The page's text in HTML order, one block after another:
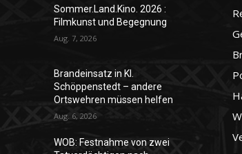
Sommer.Land.Kino. 2026 :
Filmkunst und Begegnung
Aug. 7, 2026
Brandeinsatz in Kl.
Schöppenstedt – andere
Ortswehren müssen helfen
Aug. 6, 2026
WOB: Festnahme von zwei